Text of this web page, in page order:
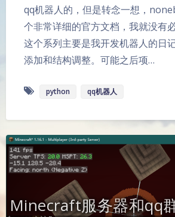
qq机器人的，但是转念一想，
个非常详细的官方文档，我就没有
这个系列主要是我开发机器人的日
添加和结构调整。可能之后项…
python qq机器人
Minecraft服务器和qq